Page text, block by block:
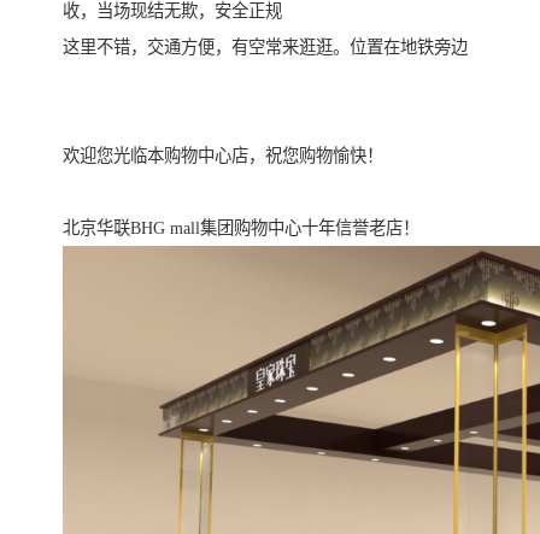
收，当场现结无欺，安全正规
这里不错，交通方便，有空常来逛逛。位置在地铁旁边
欢迎您光临本购物中心店，祝您购物愉快！
北京华联BHG mall集团购物中心十年信誉老店！